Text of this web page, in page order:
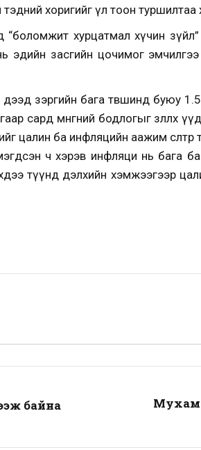
тэдний хоригийг үл тоон
хурцатмал хүчин зүйл”
эдийн засгийн цочимог эмчилгээ
дээд зэргийн бага төвшинд буюу
сард мөнгөний бодлогыг зөөллөх
цалин ба инфляцийн аажим
ч хэрэв инфляци нь
түүнд дэлхийн хэмжээгээр
байна